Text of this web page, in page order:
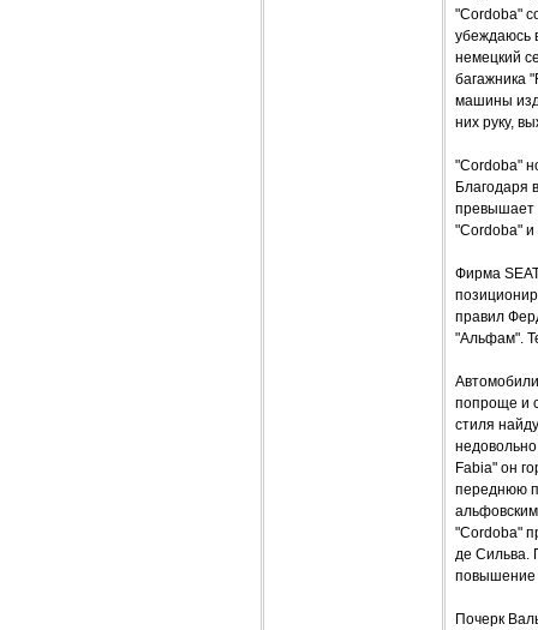
"Cordoba"
убеждаюсь
немецкий
багажника
машины
них руку,
"Cordoba"
Благодаря
превышает
"Cordoba" и
Фирма
правил
"Альфам".
попроще и
стиля
Fabia" он
переднюю
"Cordoba"
де Сильва.
повышение
Почерк